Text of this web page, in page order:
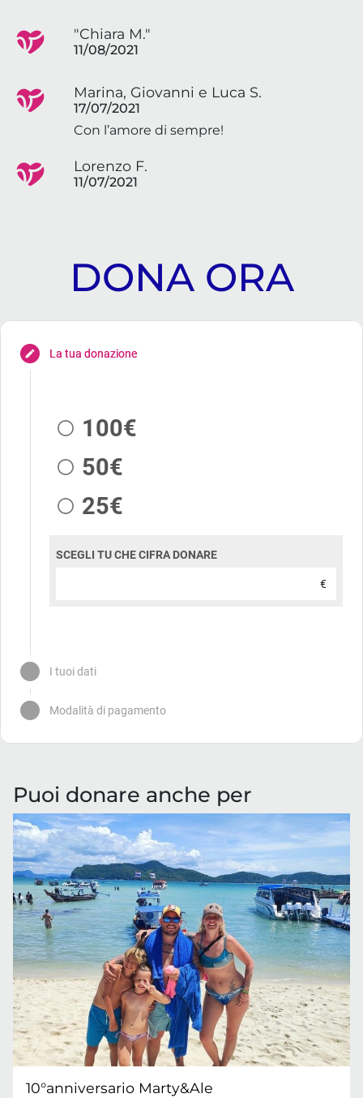
"Chiara M."
11/08/2021
Marina, Giovanni e Luca S.
17/07/2021
Con l’amore di sempre!
Lorenzo F.
11/07/2021
DONA ORA
Puoi donare anche per
10°anniversario Marty&Ale